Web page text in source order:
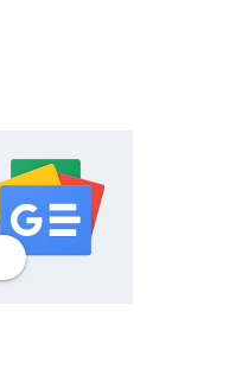
profilgoogle news